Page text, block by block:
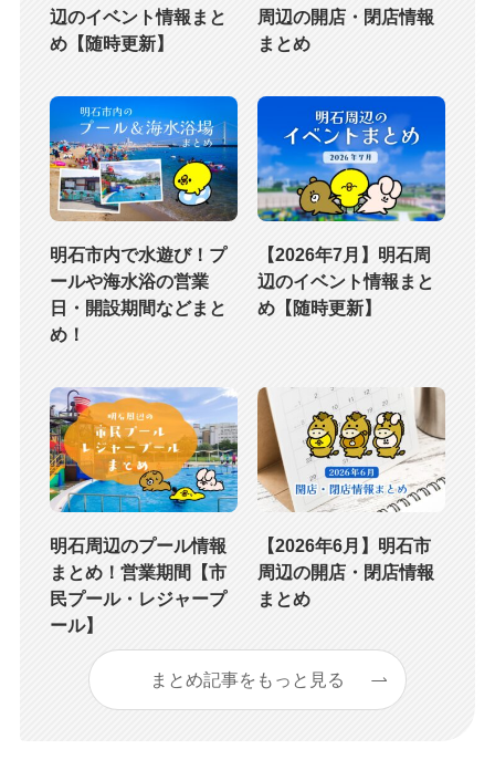
辺のイベント情報まと
め【随時更新】
周辺の開店・閉店情報
まとめ
明石市内で水遊び！プ
ールや海水浴の営業
日・開設期間などまと
め！
【2026年7月】明石周
辺のイベント情報まと
め【随時更新】
明石周辺のプール情報
まとめ！営業期間【市
民プール・レジャープ
ール】
【2026年6月】明石市
周辺の開店・閉店情報
まとめ
まとめ記事をもっと見る